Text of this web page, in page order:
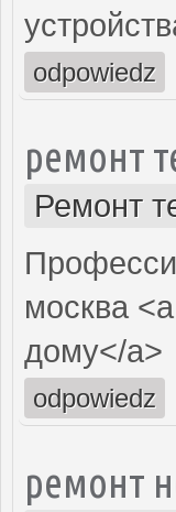
odpowiedz
ремонт
Ремонт
москва
дому</a>
odpowiedz
ремонт